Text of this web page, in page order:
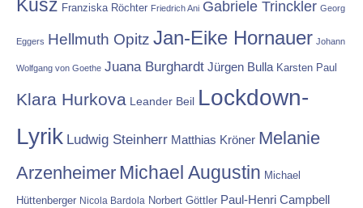
Kusz Franziska Röchter Friedrich Ani Gabriele Trinckler Georg
Eggers Hellmuth Opitz Jan-Eike Hornauer Johann
Wolfgang von Goethe Juana Burghardt Jürgen Bulla Karsten Paul
Klara Hurkova Leander Beil Lockdown-
Lyrik Ludwig Steinherr Matthias Kröner Melanie
Arzenheimer Michael Augustin Michael
Hüttenberger Nicola Bardola Norbert Göttler Paul-Henri Campbell